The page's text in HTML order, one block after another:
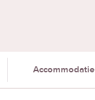
Accommodatie